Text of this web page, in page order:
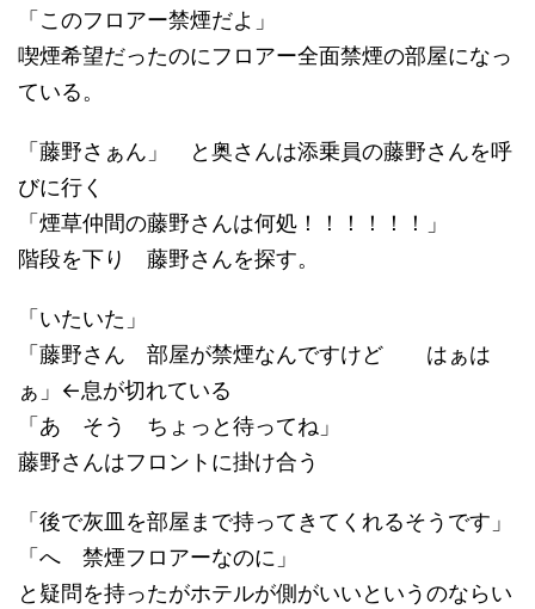
「このフロアー禁煙だよ」
喫煙希望だったのにフロアー全面禁煙の部屋になっ
ている。
「藤野さぁん」 と奥さんは添乗員の藤野さんを呼
びに行く
「煙草仲間の藤野さんは何処！！！！！！」
階段を下り 藤野さんを探す。
「いたいた」
「藤野さん 部屋が禁煙なんですけど はぁは
ぁ」←息が切れている
「あ そう ちょっと待ってね」
藤野さんはフロントに掛け合う
「後で灰皿を部屋まで持ってきてくれるそうです」
「へ 禁煙フロアーなのに」
と疑問を持ったがホテルが側がいいというのならい